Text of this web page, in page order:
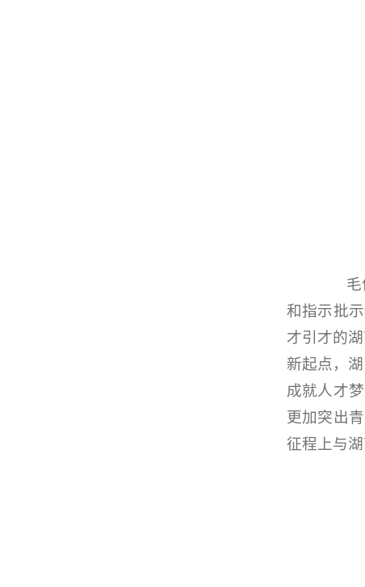
毛伟
和指示批
才引才的
新起点，
成就人才
更加突出
征程上与湖